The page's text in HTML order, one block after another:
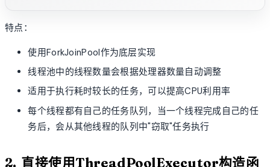
特点：
使用ForkJoinPool作为底层实现
线程池中的线程数量会根据处理器数量自动调整
适用于执行耗时较长的任务，可以提高CPU利用率
每个线程都有自己的任务队列，当一个线程完成自己的任
务后，会从其他线程的队列中"窃取"任务执行
2. 直接使用ThreadPoolExecutor构造函